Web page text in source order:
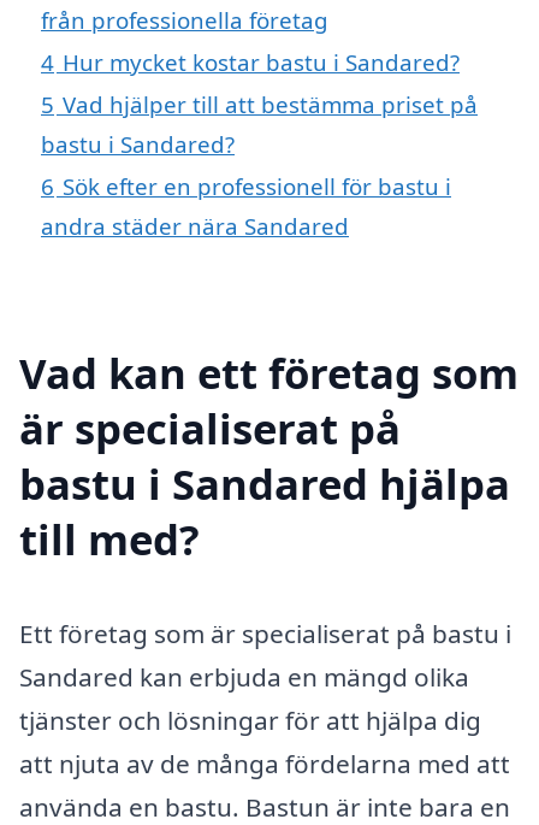
från professionella företag
4 Hur mycket kostar bastu i Sandared?
5 Vad hjälper till att bestämma priset på
bastu i Sandared?
6 Sök efter en professionell för bastu i
andra städer nära Sandared
Vad kan ett företag som
är specialiserat på
bastu i Sandared hjälpa
till med?
Ett företag som är specialiserat på bastu i
Sandared kan erbjuda en mängd olika
tjänster och lösningar för att hjälpa dig
att njuta av de många fördelarna med att
använda en bastu. Bastun är inte bara en